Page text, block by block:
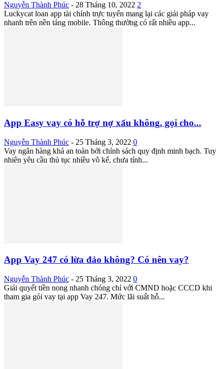
Nguyễn Thành Phúc - 28 Tháng 10, 2022 2
Luckycat loan app tài chính trực tuyến mang lại các giải pháp vay
nhanh trên nền tảng mobile. Thông thường có rất nhiều app...
App Easy vay có hỗ trợ nợ xấu không, gọi cho...
Nguyễn Thành Phúc - 25 Tháng 3, 2022 0
Vay ngân hàng khá an toàn bởi chính sách quy định minh bạch. Tuy
nhiên yêu cầu thủ tục nhiều vô kể, chưa tính...
App Vay 247 có lừa đảo không? Có nên vay?
Nguyễn Thành Phúc - 25 Tháng 3, 2022 0
Giải quyết tiền nong nhanh chóng chỉ với CMND hoặc CCCD khi
tham gia gói vay tại app Vay 247. Mức lãi suất hỗ...